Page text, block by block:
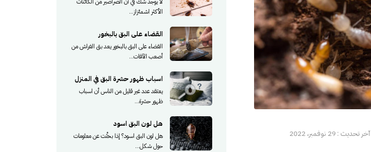
آخر تحديث : 29 نوفمبر، 2022
الأكثر اشمئزاز...
القضاء على البق بالبخور
القضاء على البق بالبخور يعد بق الفراش من
أصعب الآفات...
اسباب ظهور حشرة البق في المنزل
يعتقد عدد غير قليل من الناس أن اسباب
ظهور حشرة...
هل لون البق اسود
هل لون البق اسود؟ إذا بحثْت عن معلومات
حول شكل...